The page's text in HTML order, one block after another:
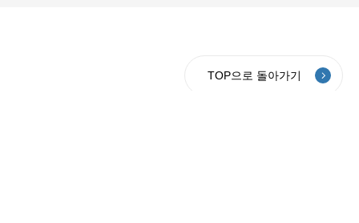
TOP으로 돌아가기